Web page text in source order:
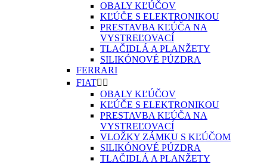
OBALY KĽÚČOV
KĽÚČE S ELEKTRONIKOU
PRESTAVBA KĽÚČA NA
VYSTREĽOVACÍ
TLAČIDLÁ A PLANŽETY
SILIKÓNOVÉ PÚZDRA
FERRARI
FIAT 
OBALY KĽÚČOV
KĽÚČE S ELEKTRONIKOU
PRESTAVBA KĽÚČA NA
VYSTREĽOVACÍ
VLOŽKY ZÁMKU S KĽÚČOM
SILIKÓNOVÉ PÚZDRA
TLAČIDLÁ A PLANŽETY